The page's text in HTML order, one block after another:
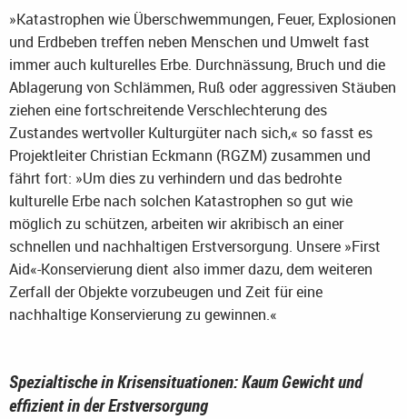
»Katastrophen wie Überschwemmungen, Feuer, Explosionen
und Erdbeben treffen neben Menschen und Umwelt fast
immer auch kulturelles Erbe. Durchnässung, Bruch und die
Ablagerung von Schlämmen, Ruß oder aggressiven Stäuben
ziehen eine fortschreitende Verschlechterung des
Zustandes wertvoller Kulturgüter nach sich,« so fasst es
Projektleiter Christian Eckmann (RGZM) zusammen und
fährt fort: »Um dies zu verhindern und das bedrohte
kulturelle Erbe nach solchen Katastrophen so gut wie
möglich zu schützen, arbeiten wir akribisch an einer
schnellen und nachhaltigen Erstversorgung. Unsere »First
Aid«-Konservierung dient also immer dazu, dem weiteren
Zerfall der Objekte vorzubeugen und Zeit für eine
nachhaltige Konservierung zu gewinnen.«
Spezialtische in Krisensituationen: Kaum Gewicht und
effizient in der Erstversorgung